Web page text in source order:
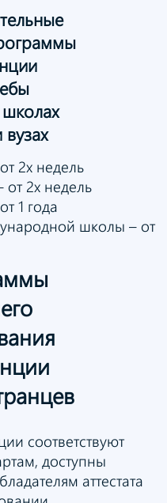
2х недель
2х недель
1 года
школы – от
соответствуют
доступны
аттестата